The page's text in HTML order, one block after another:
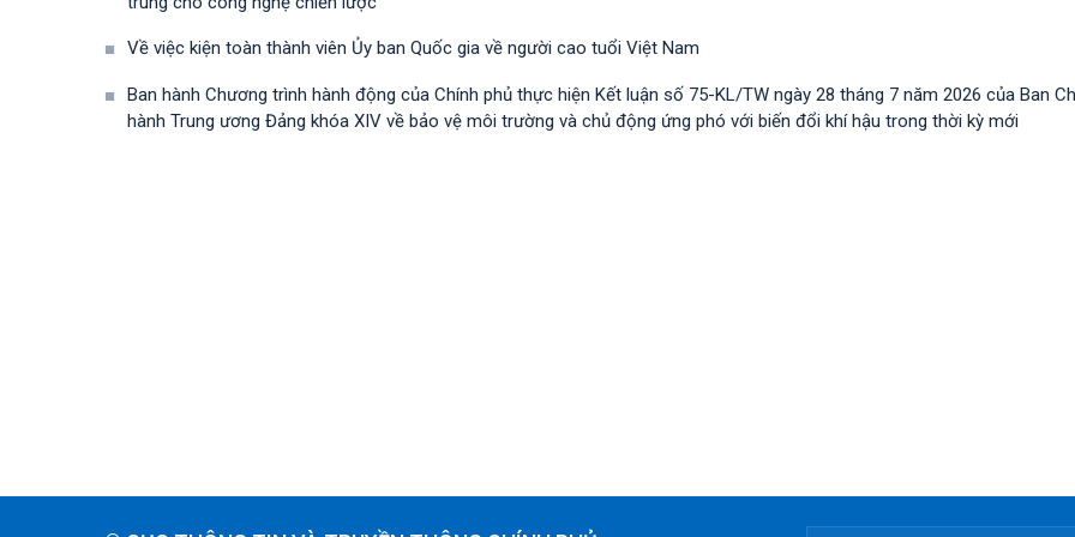
Về việc kiện toàn thành viên Ủy ban Quốc gia về người cao tuổi Việt Nam
Ban hành Chương trình hành động của Chính phủ thực hiện Kết luận số 75-KL/TW ngày 28 tháng 7 năm 2026 của Ban
hành Trung ương Đảng khóa XIV về bảo vệ môi trường và chủ động ứng phó với biến đổi khí hậu trong thời kỳ mới